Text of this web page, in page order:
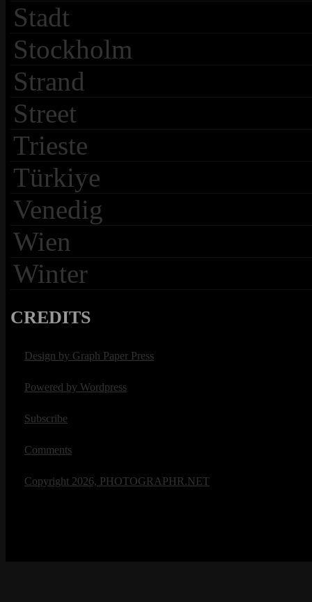
Stadt
Stockholm
Strand
Street
Trieste
Türkiye
Venedig
Wien
Winter
CREDITS
Design by Graph Paper Press
Powered by Wordpress
Subscribe
Comments
Copyright 2026, PHOTOGRAPHR.NET